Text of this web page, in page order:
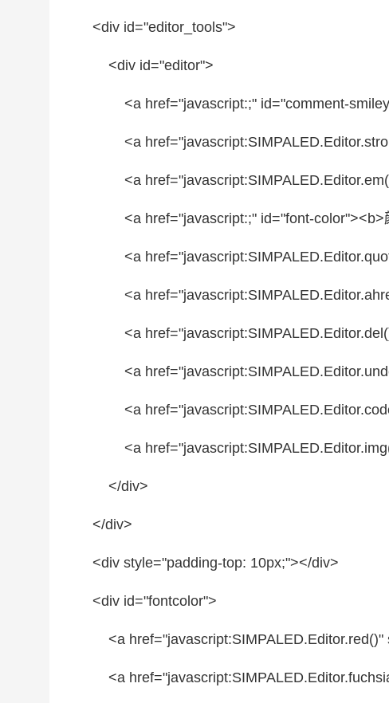
<div id="editor_tools">
<div id="editor">
<a href="javascript:;" id="comment-
<a href=
<a href=
<a href="javascript:;" id="font-color"><b>
<a href=
<a href=
<a href=
<a href=
<a href=
<a href=
</div>
</div>
<div style="padding-top: 10px;"></div>
<div id="fontcolor">
<a href="javascript:SIMPALED.Editor.red()"
<a href=